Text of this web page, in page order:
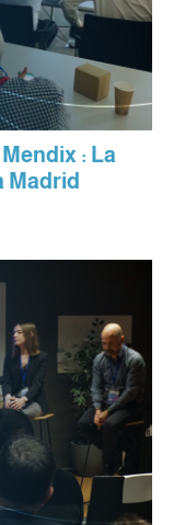
: La
Madrid